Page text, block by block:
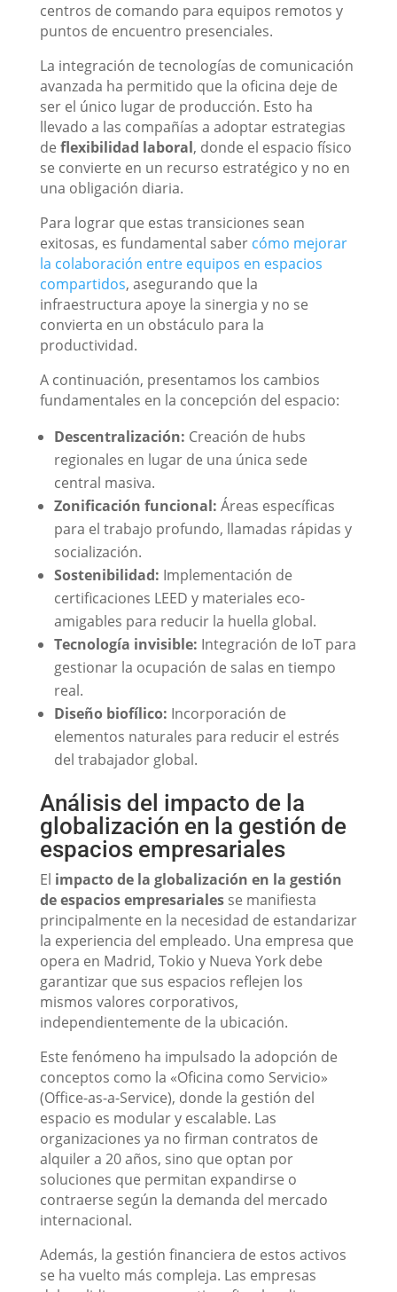
centros de comando para equipos remotos y
puntos de encuentro presenciales.
La integración de tecnologías de comunicación
avanzada ha permitido que la oficina deje de
ser el único lugar de producción. Esto ha
llevado a las compañías a adoptar estrategias
de flexibilidad laboral, donde el espacio físico
se convierte en un recurso estratégico y no en
una obligación diaria.
Para lograr que estas transiciones sean
exitosas, es fundamental saber cómo mejorar
la colaboración entre equipos en espacios
compartidos, asegurando que la
infraestructura apoye la sinergia y no se
convierta en un obstáculo para la
productividad.
A continuación, presentamos los cambios
fundamentales en la concepción del espacio:
Descentralización: Creación de hubs
regionales en lugar de una única sede
central masiva.
Zonificación funcional: Áreas específicas
para el trabajo profundo, llamadas rápidas y
socialización.
Sostenibilidad: Implementación de
certificaciones LEED y materiales eco-
amigables para reducir la huella global.
Tecnología invisible: Integración de IoT para
gestionar la ocupación de salas en tiempo
real.
Diseño biofílico: Incorporación de
elementos naturales para reducir el estrés
del trabajador global.
Análisis del impacto de la
globalización en la gestión de
espacios empresariales
El impacto de la globalización en la gestión
de espacios empresarialesse manifiesta
principalmente en la necesidad de estandarizar
la experiencia del empleado. Una empresa que
opera en Madrid, Tokio y Nueva York debe
garantizar que sus espacios reflejen los
mismos valores corporativos,
independientemente de la ubicación.
Este fenómeno ha impulsado la adopción de
conceptos como la «Oficina como Servicio»
(Office-as-a-Service), donde la gestión del
espacio es modular y escalable. Las
organizaciones ya no firman contratos de
alquiler a 20 años, sino que optan por
soluciones que permitan expandirse o
contraerse según la demanda del mercado
internacional.
Además, la gestión financiera de estos activos
se ha vuelto más compleja. Las empresas